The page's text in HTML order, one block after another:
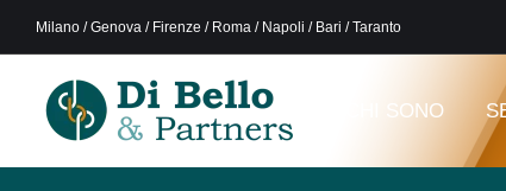
Milano / Genova / Firenze / Roma / Napoli / Bari / Taranto
CHI SONO